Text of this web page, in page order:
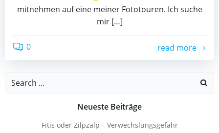
mitnehmen auf eine meiner Fototouren. Ich suche
mir […]
0 read more
Search
Neueste Beiträge
Fitis oder Zilpzalp – Verwechslungsgefahr